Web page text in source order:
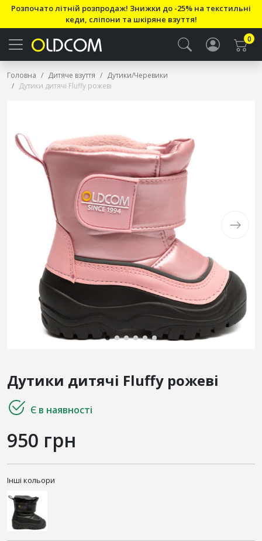
Розпочато літній розпродаж! Знижки до -25% на текстильні
кеди, сліпони та шкіряне взуття!
0
Головна Дитяче взуття
Дутики/Черевики
Дутики дитячі Fluffy рожеві
Дутики дитячі Fluffy рожеві
Є в наявності
950 грн
Інші кольори